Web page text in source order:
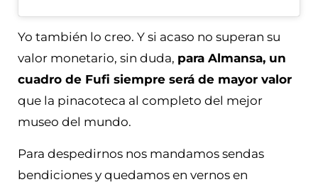
Yo también lo creo. Y si acaso no superan su
valor monetario, sin duda, para Almansa, un
cuadro de Fufi siempre será de mayor valor
que la pinacoteca al completo del mejor
museo del mundo.
Para despedirnos nos mandamos sendas
bendiciones y quedamos en vernos en